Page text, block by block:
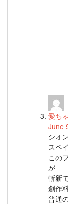
愛ち
June
シオ
スペ
この
が
斬新
創作
普通